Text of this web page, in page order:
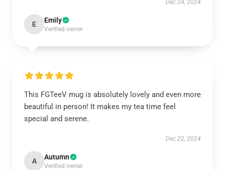
Dec 24, 2024
E Emily
Verified owner
This FGTeeV mug is absolutely lovely and even more
beautiful in person! It makes my tea time feel
special and serene.
Dec 22, 2024
A Autumn
Verified owner